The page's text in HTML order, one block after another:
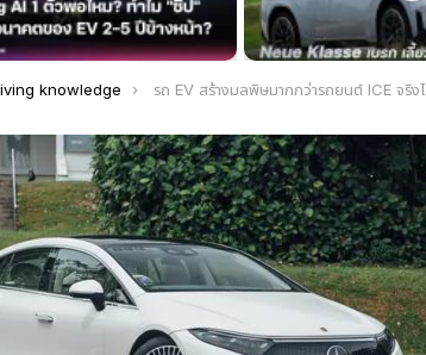
knowledge รถ EV สร้างมลพิษมากกว่ารถยนต์ ICE จริงไหม?